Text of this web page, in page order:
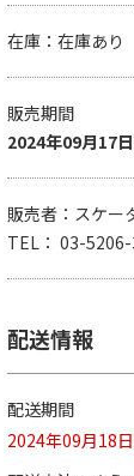
ふわっとフタ
在庫：在庫あり
販売期間
2024年09月17
販売者：スケー
TEL： 03-
配送情報
配送期間
2024年09月18